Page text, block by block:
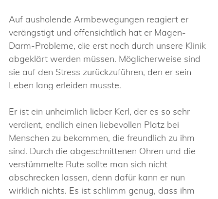
Auf ausholende Armbewegungen reagiert er
verängstigt und offensichtlich hat er Magen-
Darm-Probleme, die erst noch durch unsere Klinik
abgeklärt werden müssen. Möglicherweise sind
sie auf den Stress zurückzuführen, den er sein
Leben lang erleiden musste.
Er ist ein unheimlich lieber Kerl, der es so sehr
verdient, endlich einen liebevollen Platz bei
Menschen zu bekommen, die freundlich zu ihm
sind. Durch die abgeschnittenen Ohren und die
verstümmelte Rute sollte man sich nicht
abschrecken lassen, denn dafür kann er nun
wirklich nichts. Es ist schlimm genug, dass ihm